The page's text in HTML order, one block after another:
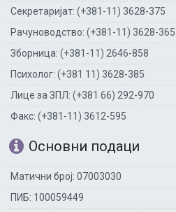
Секретаријат: (+381-11) 3628-375
Рачуноводство: (+381-11) 3628-365
Зборница: (+381-11) 2646-858
Психолог: (+381 11) 3628-385
Лице за ЗПЛ: (+381 66) 292-970
Факс: (+381-11) 3612-595
Основни подаци
Матични број: 07003030
ПИБ: 100059449